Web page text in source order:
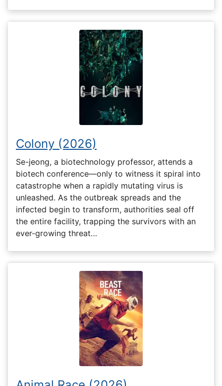
Colony (2026)
Se-jeong, a biotechnology professor, attends a
biotech conference—only to witness it spiral into
catastrophe when a rapidly mutating virus is
unleashed. As the outbreak spreads and the
infected begin to transform, authorities seal off
the entire facility, trapping the survivors with an
ever-growing threat…